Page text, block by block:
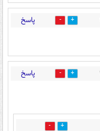
9 پاسخ
8 پاسخ
0